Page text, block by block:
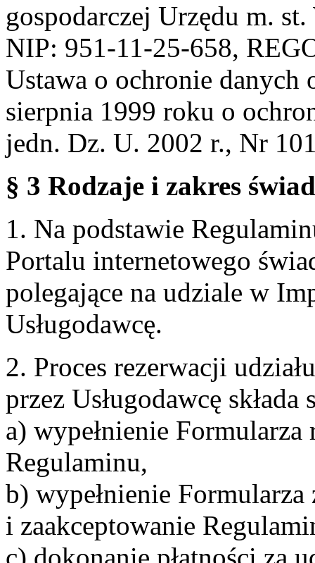
gospodarczej Urzędu m.
NIP: 951-11-25-658,
Ustawa o ochronie danych
sierpnia 1999 roku o
jedn. Dz. U. 2002 r., Nr
§ 3 Rodzaje i zakres
1. Na podstawie
Portalu internetowego
polegające na udziale w
Usługodawcę.
2. Proces rezerwacji
przez Usługodawcę
a) wypełnienie
Regulaminu,
b) wypełnienie Formularza
i zaakceptowanie